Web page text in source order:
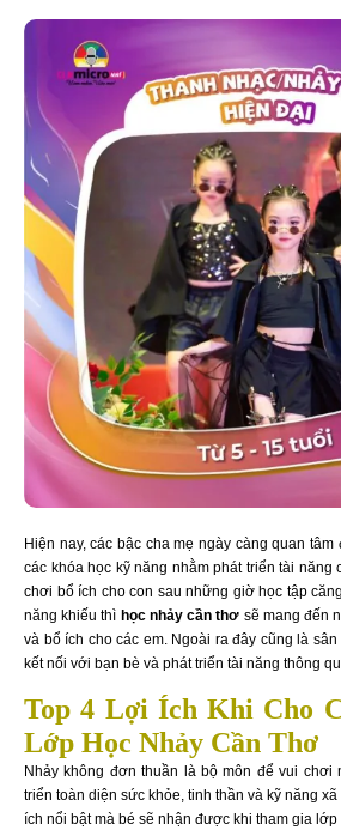
Hiện nay, các bậc cha mẹ ngày càng quan
các khóa học kỹ năng nhằm phát triển tài năng
chơi bổ ích cho con sau những giờ học tập
năng khiếu thì học nhảy cần thơ sẽ mang đến
và bổ ích cho các em. Ngoài ra đây cũng là
kết nối với bạn bè và phát triển tài năng thông
Top 4 Lợi Ích Khi Cho
Lớp Học Nhảy Cần Thơ
Nhảy không đơn thuần là bộ môn để vui chơi
triển toàn diện sức khỏe, tinh thần và kỹ năng
ích nổi bật mà bé sẽ nhận được khi tham gia lớp